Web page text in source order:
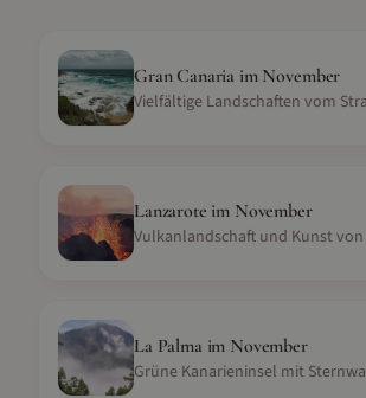
Gran Canaria im November
Lanzarote im November
La Palma im November